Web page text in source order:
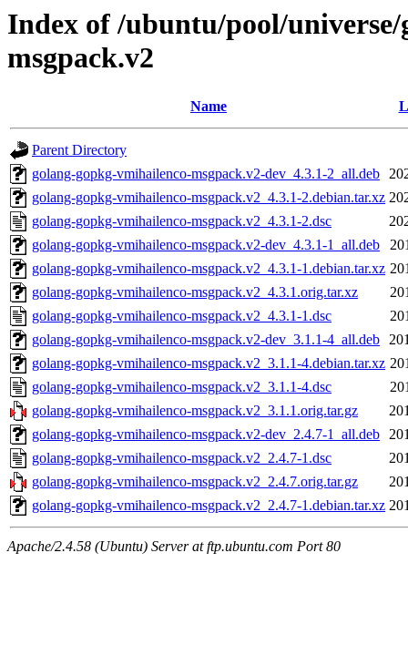
Index of /ubuntu/pool/
msgpack.v2
Name
Parent Directory
golang-gopkg-vmihailenco-msgpack.v2-dev_4.3.1-2_all.deb
golang-gopkg-vmihailenco-msgpack.v2_4.3.1-2.debian.tar.xz
golang-gopkg-vmihailenco-msgpack.v2_4.3.1-2.dsc
golang-gopkg-vmihailenco-msgpack.v2-dev_4.3.1-1_all.deb
golang-gopkg-vmihailenco-msgpack.v2_4.3.1-1.debian.tar.xz
golang-gopkg-vmihailenco-msgpack.v2_4.3.1.orig.tar.xz
golang-gopkg-vmihailenco-msgpack.v2_4.3.1-1.dsc
golang-gopkg-vmihailenco-msgpack.v2-dev_3.1.1-4_all.deb
golang-gopkg-vmihailenco-msgpack.v2_3.1.1-4.debian.tar.xz
golang-gopkg-vmihailenco-msgpack.v2_3.1.1-4.dsc
golang-gopkg-vmihailenco-msgpack.v2_3.1.1.orig.tar.gz
golang-gopkg-vmihailenco-msgpack.v2-dev_2.4.7-1_all.deb
golang-gopkg-vmihailenco-msgpack.v2_2.4.7-1.dsc
golang-gopkg-vmihailenco-msgpack.v2_2.4.7.orig.tar.gz
golang-gopkg-vmihailenco-msgpack.v2_2.4.7-1.debian.tar.xz
Apache/2.4.58 (Ubuntu) Server at ftp.ubuntu.com Port 80